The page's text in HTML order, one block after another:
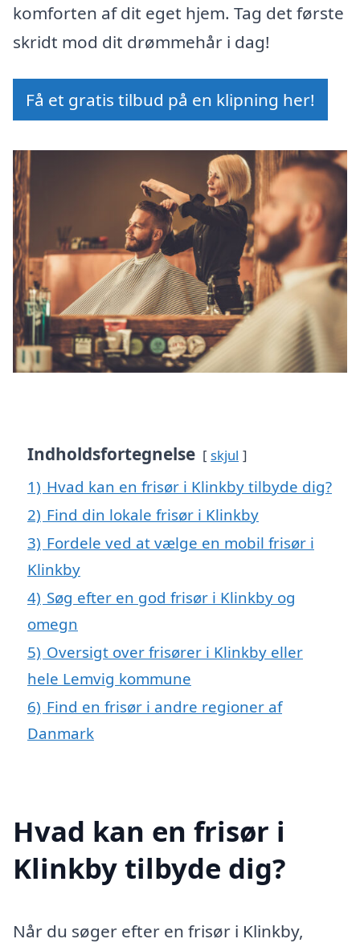
komforten af dit eget hjem. Tag det første
skridt mod dit drømmehår i dag!
Få et gratis tilbud på en klipning her!
Indholdsfortegnelse skjul
1) Hvad kan en frisør i Klinkby tilbyde dig?
2) Find din lokale frisør i Klinkby
3) Fordele ved at vælge en mobil frisør i
Klinkby
4) Søg efter en god frisør i Klinkby og
omegn
5) Oversigt over frisører i Klinkby eller
hele Lemvig kommune
6) Find en frisør i andre regioner af
Danmark
Hvad kan en frisør i
Klinkby tilbyde dig?
Når du søger efter en frisør i Klinkby,